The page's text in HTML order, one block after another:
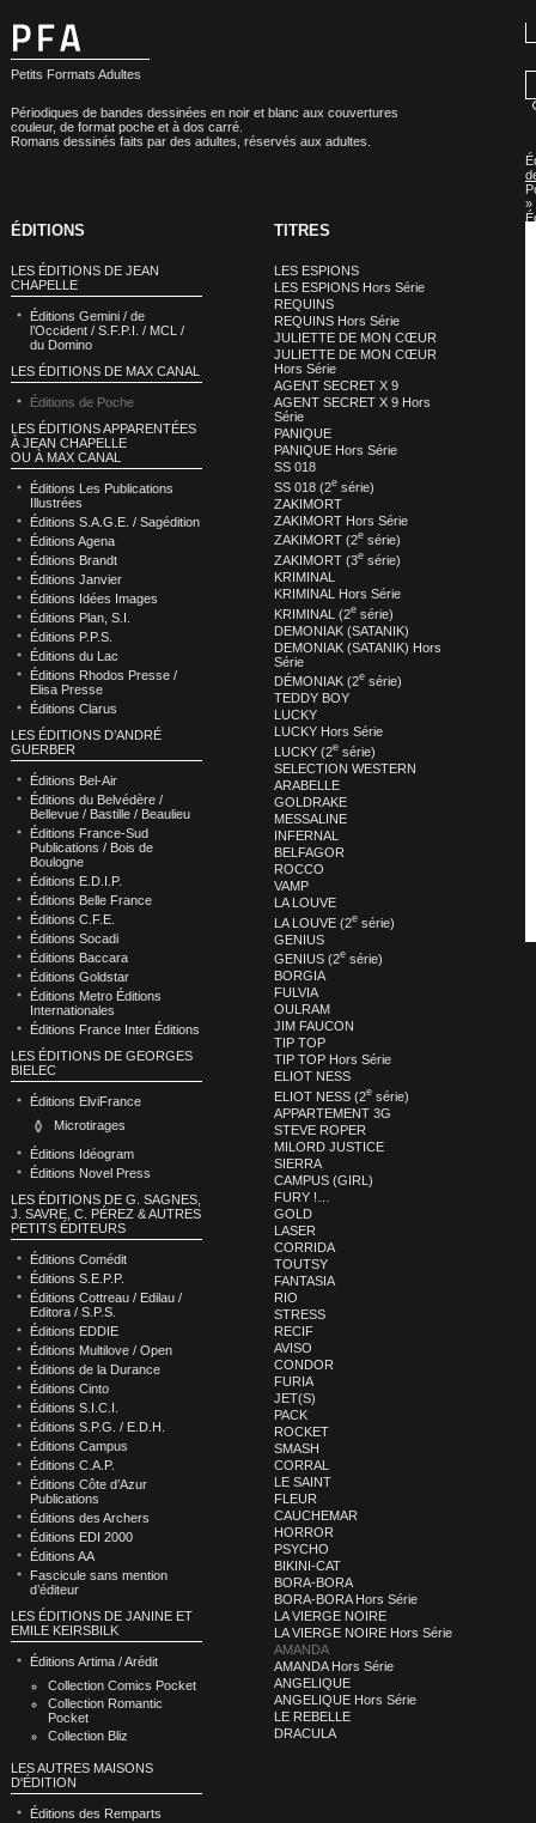
Petits Formats Adultes
Périodiques de bandes dessinées en noir et blanc aux couvertures
couleur, de format poche et à dos carré.
Romans dessinés faits par des adultes, réservés aux adultes.
»
ÉDITIONS
LES ÉDITIONS DE JEAN
CHAPELLE
Éditions Gemini / de
l’Occident / S.F.P.I. / MCL /
du Domino
LES ÉDITIONS DE MAX CANAL
Éditions de Poche
LES ÉDITIONS APPARENTÉES
À JEAN CHAPELLE
OU À MAX CANAL
Éditions Les Publications
Illustrées
Éditions S.A.G.E. / Sagédition
Éditions Agena
Éditions Brandt
Éditions Janvier
Éditions Idées Images
Éditions Plan, S.I.
Éditions P.P.S.
Éditions du Lac
Éditions Rhodos Presse /
Elisa Presse
Éditions Clarus
LES ÉDITIONS D’ANDRÉ
GUERBER
Éditions Bel-Air
Éditions du Belvédère /
Bellevue / Bastille / Beaulieu
Éditions France-Sud
Publications / Bois de
Boulogne
Éditions E.D.I.P.
Éditions Belle France
Éditions C.F.E.
Éditions Socadi
Éditions Baccara
Éditions Goldstar
Éditions Metro Éditions
Internationales
Éditions France Inter Éditions
LES ÉDITIONS DE GEORGES
BIELEC
Éditions ElviFrance
Microtirages
Éditions Idéogram
Éditions Novel Press
LES ÉDITIONS DE G. SAGNES,
J. SAVRE, C. PÉREZ & AUTRES
PETITS ÉDITEURS
Éditions Comédit
Éditions S.E.P.P.
Éditions Cottreau / Edilau /
Editora / S.P.S.
Éditions EDDIE
Éditions Multilove / Open
Éditions de la Durance
Éditions Cinto
Éditions S.I.C.I.
Éditions S.P.G. / E.D.H.
Éditions Campus
Éditions C.A.P.
Éditions Côte d’Azur
Publications
Éditions des Archers
Éditions EDI 2000
Éditions AA
Fascicule sans mention
d’éditeur
LES ÉDITIONS DE JANINE ET
EMILE KEIRSBILK
Éditions Artima / Arédit
Collection Comics Pocket
Collection Romantic
Pocket
Collection Bliz
LES AUTRES MAISONS
D'ÉDITION
Éditions des Remparts
TITRES
LES ESPIONS
LES ESPIONS Hors Série
REQUINS
REQUINS Hors Série
JULIETTE DE MON CŒUR
JULIETTE DE MON CŒUR
Hors Série
AGENT SECRET X 9
AGENT SECRET X 9 Hors
Série
PANIQUE
PANIQUE Hors Série
SS 018
SS 018 (2esérie)
ZAKIMORT
ZAKIMORT Hors Série
ZAKIMORT (2esérie)
ZAKIMORT (3esérie)
KRIMINAL
KRIMINAL Hors Série
KRIMINAL (2esérie)
DEMONIAK (SATANIK)
DEMONIAK (SATANIK) Hors
Série
DÉMONIAK (2esérie)
TEDDY BOY
LUCKY
LUCKY Hors Série
LUCKY (2esérie)
SELECTION WESTERN
ARABELLE
GOLDRAKE
MESSALINE
INFERNAL
BELFAGOR
ROCCO
VAMP
LA LOUVE
LA LOUVE (2esérie)
GENIUS
GENIUS (2esérie)
BORGIA
FULVIA
OULRAM
JIM FAUCON
TIP TOP
TIP TOP Hors Série
ELIOT NESS
ELIOT NESS (2esérie)
APPARTEMENT 3G
STEVE ROPER
MILORD JUSTICE
SIERRA
CAMPUS (GIRL)
FURY !…
GOLD
LASER
CORRIDA
TOUTSY
FANTASIA
RIO
STRESS
RECIF
AVISO
CONDOR
FURIA
JET(S)
PACK
ROCKET
SMASH
CORRAL
LE SAINT
FLEUR
CAUCHEMAR
HORROR
PSYCHO
BIKINI-CAT
BORA-BORA
BORA-BORA Hors Série
LA VIERGE NOIRE
LA VIERGE NOIRE Hors Série
AMANDA
AMANDA Hors Série
ANGELIQUE
ANGELIQUE Hors Série
LE REBELLE
DRACULA